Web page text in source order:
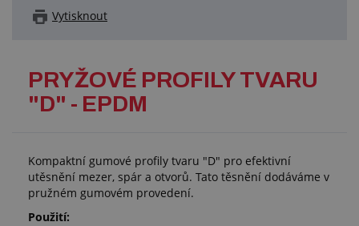
Vytisknout
PRYŽOVÉ PROFILY TVARU
"D" - EPDM
Kompaktní gumové profily tvaru "D" pro efektivní
utěsnění mezer, spár a otvorů. Tato těsnění dodáváme v
pružném gumovém provedení.
Použití: